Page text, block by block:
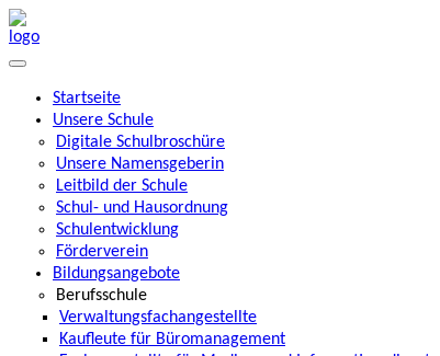
Startseite
Unsere Schule
Digitale Schulbroschüre
Unsere Namensgeberin
Leitbild der Schule
Schul- und Hausordnung
Schulentwicklung
Förderverein
Bildungsangebote
Berufsschule
Verwaltungsfachangestellte
Kaufleute für Büromanagement